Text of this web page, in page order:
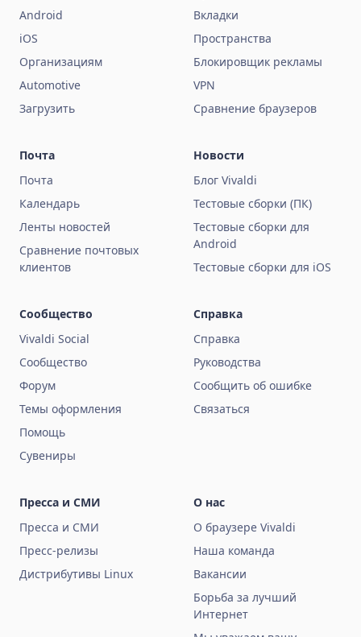
Android
iOS
Организациям
Automotive
Загрузить
Вкладки
Пространства
Блокировщик рекламы
VPN
Сравнение браузеров
Почта
Почта
Календарь
Ленты новостей
Сравнение почтовых
клиентов
Новости
Блог Vivaldi
Тестовые сборки (ПК)
Тестовые сборки для
Android
Тестовые сборки для iOS
Сообщество
Vivaldi Social
Сообщество
Форум
Темы оформления
Помощь
Сувениры
Справка
Справка
Руководства
Сообщить об ошибке
Связаться
Пресса и СМИ
Пресса и СМИ
Пресс-релизы
Дистрибутивы Linux
О нас
О браузере Vivaldi
Наша команда
Вакансии
Борьба за лучший
Интернет